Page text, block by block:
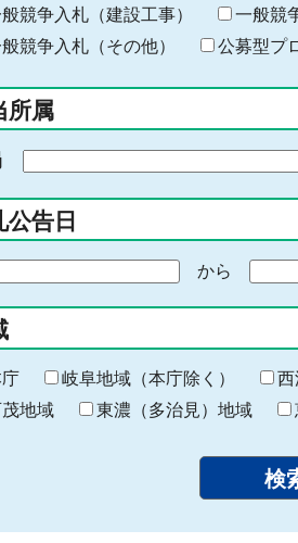
キ
ー
ー
入
力
競争入札（建設工事） 一般競
競争入札（その他）
公募型プ
所属
公告日
から
終
わ
り
岐阜地域（本庁除く） 西
地域
東濃（多治見）地域